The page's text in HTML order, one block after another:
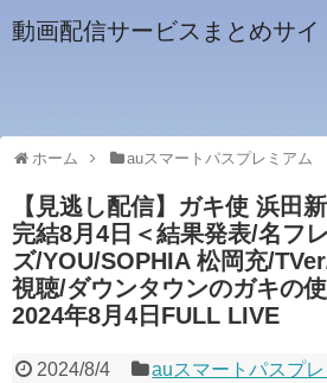
動画配信サービスまとめサイ
ホーム auスマートパスプレミアム
【見逃し配信】ガキ使 浜田
完結8月4日＜結果発表/名フ
ズ/YOU/SOPHIA 松岡充/
視聴/ダウンタウンのガキの
2024年8月4日FULL LIVE
2024/8/4 auスマートパスプ